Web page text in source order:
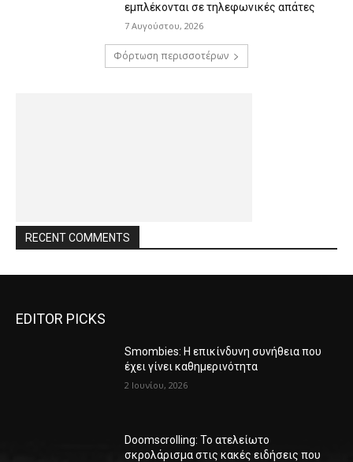
εμπλέκονται σε τηλεφωνικές απάτες
7 Αυγούστου, 2026
Φόρτωση περισσοτέρων
RECENT COMMENTS
EDITOR PICKS
Smombies: Η επικίνδυνη συνήθεια που
έχει γίνει καθημερινότητα
2 Ιουνίου, 2026
Doomscrolling: Το ατελείωτο
σκρολάρισμα στις κακές ειδήσεις που